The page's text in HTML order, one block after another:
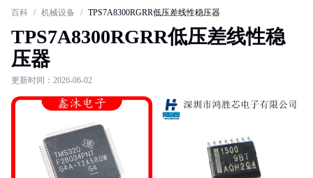
百科 / 机械设备 / TPS7A8300RGRR低压差线性稳压器
TPS7A8300RGRR低压差线性稳
压器
更新时间：2026-06-02